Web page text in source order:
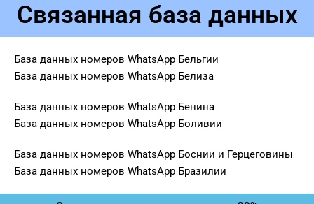
Связанная база данных
База данных номеров WhatsApp Бельгии
База данных номеров WhatsApp Белиза
База данных номеров WhatsApp Бенина
База данных номеров WhatsApp Боливии
База данных номеров WhatsApp Боснии и Герцеговины
База данных номеров WhatsApp Бразилии